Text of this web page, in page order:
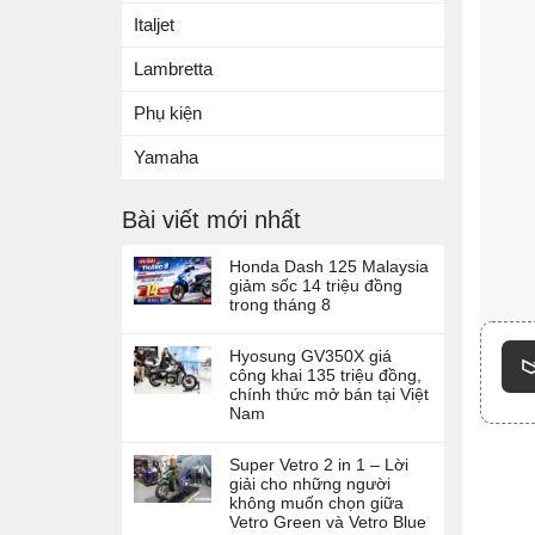
Italjet
Lambretta
Phụ kiện
Yamaha
Bài viết mới nhất
Honda Dash 125 Malaysia
giảm sốc 14 triệu đồng
trong tháng 8
Hyosung GV350X giá
công khai 135 triệu đồng,
chính thức mở bán tại Việt
Nam
Super Vetro 2 in 1 – Lời
giải cho những người
không muốn chọn giữa
Vetro Green và Vetro Blue